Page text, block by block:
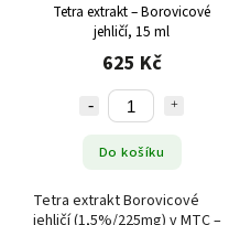
Tetra extrakt – Borovicové
jehličí, 15 ml
625 Kč
Do košíku
Tetra extrakt Borovicové
jehličí (1,5%/225mg) v MTC –